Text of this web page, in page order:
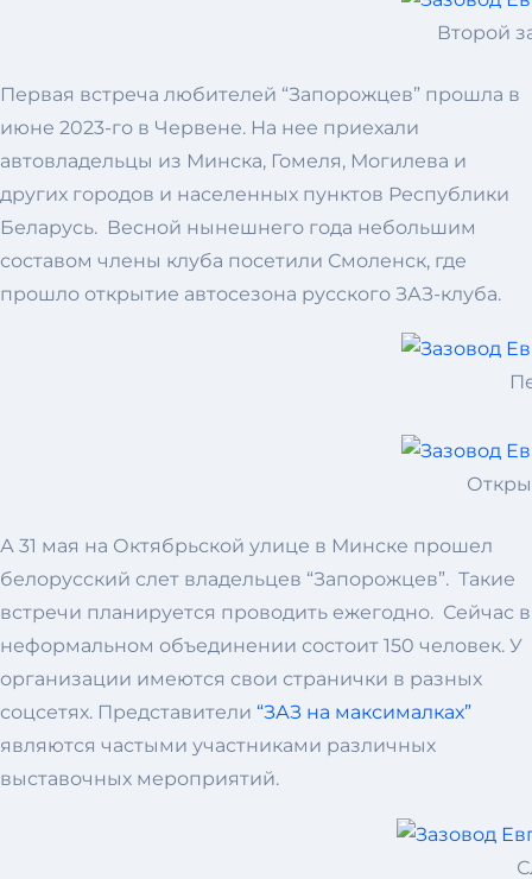
Второй
Первая встреча любителей “Запорожцев” прошла в
июне 2023-го в Червене. На нее приехали
автовладельцы из Минска, Гомеля, Могилева и
других городов и населенных пунктов Республики
Беларусь. Весной нынешнего года небольшим
составом члены клуба посетили Смоленск, где
прошло открытие автосезона русского ЗАЗ-клуба.
А 31 мая на Октябрьской улице в Минске прошел
белорусский слет владельцев “Запорожцев”. Такие
встречи планируется проводить ежегодно. Сейчас в
неформальном объединении состоит 150 человек. У
организации имеются свои странички в разных
соцсетях. Представители “ЗАЗ на максималках”
являются частыми участниками различных
выставочных мероприятий.